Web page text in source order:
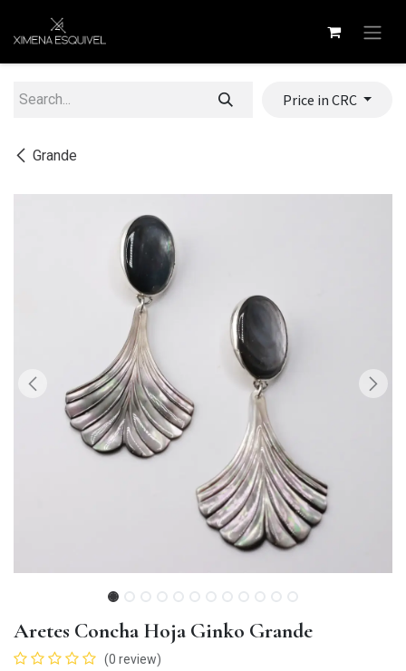
Grande
Price in CRC
Aretes Concha Hoja Ginko Grande
(0 review)